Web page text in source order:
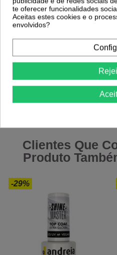
Clientes Que
Produto
-29%
te oferecer funcionalidades
Aceitas estes cookies e o
envolvidos?